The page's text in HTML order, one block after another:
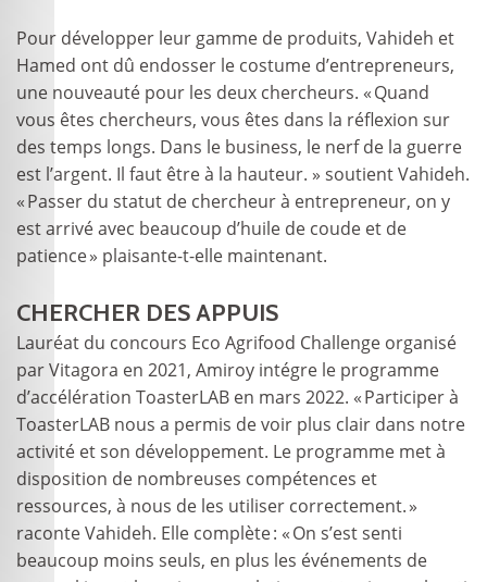
Pour développer leur gamme de produits, Vahideh et
Hamed ont dû endosser le costume d’entrepreneurs,
une nouveauté pour les deux chercheurs. « Quand
vous êtes chercheurs, vous êtes dans la réflexion sur
des temps longs. Dans le business, le nerf de la guerre
est l’argent. Il faut être à la hauteur. » soutient Vahideh.
« Passer du statut de chercheur à entrepreneur, on y
est arrivé avec beaucoup d’huile de coude et de
patience » plaisante-t-elle maintenant.
CHERCHER DES APPUIS
Lauréat du concours Eco Agrifood Challenge organisé
par Vitagora en 2021, Amiroy intégre le programme
d’accélération ToasterLAB en mars 2022. « Participer à
ToasterLAB nous a permis de voir plus clair dans notre
activité et son développement. Le programme met à
disposition de nombreuses compétences et
ressources, à nous de les utiliser correctement. »
raconte Vahideh. Elle complète : « On s’est senti
beaucoup moins seuls, en plus les événements de